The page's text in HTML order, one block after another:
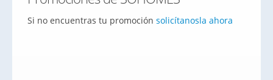
Si no encuentras tu promoción solicítanosla ahora